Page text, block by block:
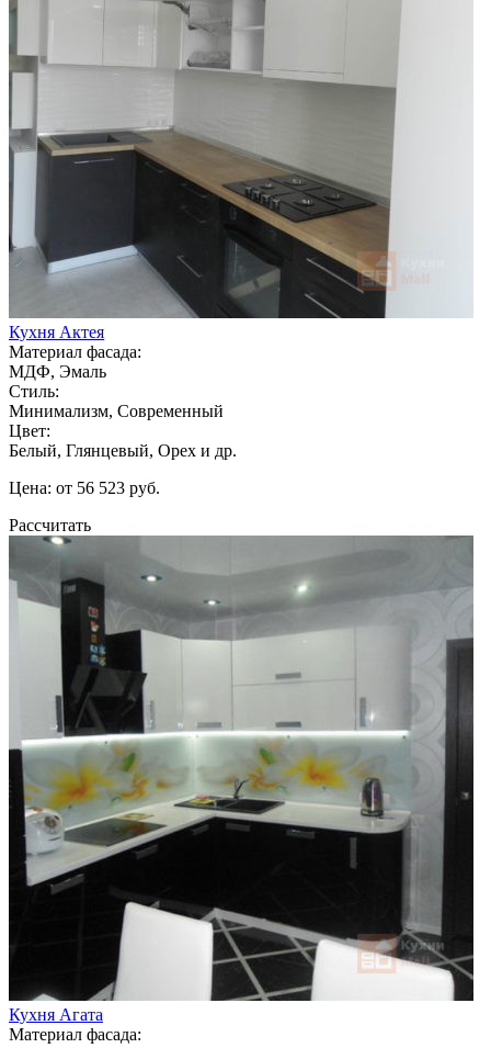
Кухня Актея
Материал фасада:
МДФ, Эмаль
Стиль:
Минимализм, Современный
Цвет:
Белый, Глянцевый, Орех и др.
Цена: от 56 523 руб.
Рассчитать
Кухня Агата
Материал фасада: